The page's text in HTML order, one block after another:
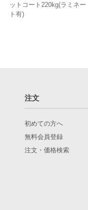
ットコート220kg(ラミネー
ト有)
注文
初めての方へ
無料会員登録
注文・価格検索